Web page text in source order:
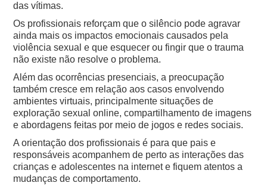
das vítimas.
Os profissionais reforçam que o silêncio pode agravar
ainda mais os impactos emocionais causados pela
violência sexual e que esquecer ou fingir que o trauma
não existe não resolve o problema.
Além das ocorrências presenciais, a preocupação
também cresce em relação aos casos envolvendo
ambientes virtuais, principalmente situações de
exploração sexual online, compartilhamento de imagens
e abordagens feitas por meio de jogos e redes sociais.
A orientação dos profissionais é para que pais e
responsáveis acompanhem de perto as interações das
crianças e adolescentes na internet e fiquem atentos a
mudanças de comportamento.